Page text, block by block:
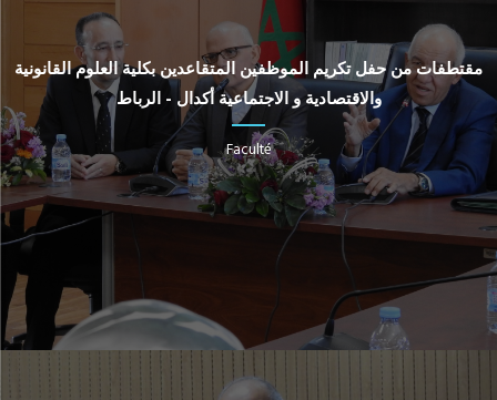
مقتطفات من حفل تكريم الموظفين المتقاعدين بكلية العلوم القانونية
والاقتصادية و الاجتماعية أكدال - الرباط
Faculté